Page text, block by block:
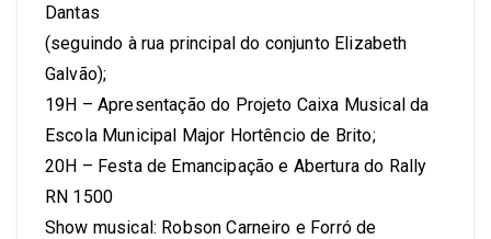
Dantas
(seguindo à rua principal do conjunto Elizabeth
Galvão);
19H – Apresentação do Projeto Caixa Musical da
Escola Municipal Major Hortêncio de Brito;
20H – Festa de Emancipação e Abertura do Rally
RN 1500
Show musical: Robson Carneiro e Forró de